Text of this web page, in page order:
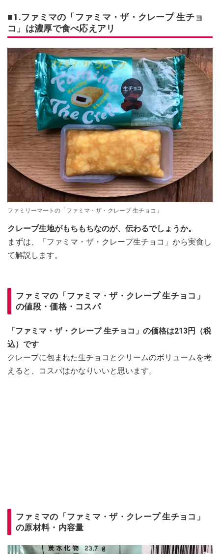
■1.ファミマの「ファミマ・ザ・クレープ 生チョ
コ」は濃厚で食べ応えアリ
ファミリーマートの「ファミマ・ザ・クレープ 生チョコ」
クレープ生地がもちもちなのが、伝わるでしょうか。
まずは、「ファミマ・ザ・クレープ生チョコ」から実食し
て解説します。
ファミマの「ファミマ・ザ・クレープ 生チョコ」
の値段・価格・コスパ
「ファミマ・ザ・クレープ 生チョコ」の価格は213円（税
込）です
クレープに包まれた生チョコとクリームのボリュームを考
えると、コスパはかなりいいと思います。
ファミマの「ファミマ・ザ・クレープ 生チョコ」
の原材料・内容量